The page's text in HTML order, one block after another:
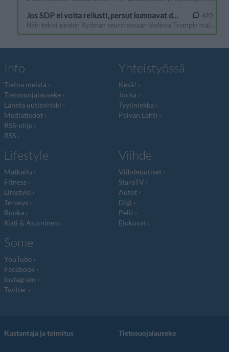
Info
Tietoa meistä
Tietosuojalauseke
Lähetä uutisvinkki
Mediatiedot
RSS-ohje
RSS
Yhteistyössä
Kesä!
Jocka
Tyyliniekka
Päivän Lehti
Lifestyle
Matkailu
Fitness
Lifestyle
Terveys
Ruoka
Koti & Asuminen
Viihde
Viihdeuutiset
StaraTV
Autot
Digi
Pelit
Elokuvat
Some
YouTube
Facebook
Instagram
Twitter
Kustantaja ja toimitus Tietosuojalauseke